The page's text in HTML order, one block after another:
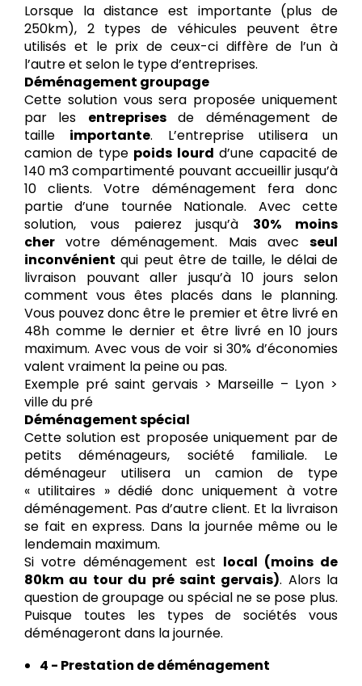
Lorsque la distance est importante (plus de
250km), 2 types de véhicules peuvent être
utilisés et le prix de ceux-ci diffère de l’un à
l’autre et selon le type d’entreprises.
Déménagement groupage
Cette solution vous sera proposée uniquement
par les entreprisesde déménagement de
taille importante. L’entreprise utilisera un
camion de type poids lourd d’une capacité de
140 m3 compartimenté pouvant accueillir jusqu’à
10 clients. Votre déménagement fera donc
partie d’une tournée Nationale. Avec cette
solution, vous paierez jusqu’à 30% moins
cher votre déménagement. Mais avec seul
inconvénient qui peut être de taille, le délai de
livraison pouvant aller jusqu’à 10 jours selon
comment vous êtes placés dans le planning.
Vous pouvez donc être le premier et être livré en
48h comme le dernier et être livré en 10 jours
maximum. Avec vous de voir si 30% d’économies
valent vraiment la peine ou pas.
Exemple pré saint gervais > Marseille – Lyon >
ville du pré
Déménagement spécial
Cette solution est proposée uniquement par de
petits déménageurs, société familiale. Le
déménageur utilisera un camion de type
« utilitaires » dédié donc uniquement à votre
déménagement. Pas d’autre client. Et la livraison
se fait en express. Dans la journée même ou le
lendemain maximum.
Si votre déménagement est local (moins de
80km au tour du pré saint gervais). Alors la
question de groupage ou spécial ne se pose plus.
Puisque toutes les types de sociétés vous
déménageront dans la journée.
4 - Prestation de déménagement